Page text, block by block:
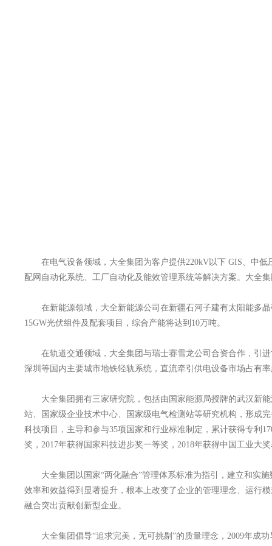
在电气设备领域，大全集团为客户提供220kV以下 GIS、中低
配网自动化系统、工厂自动化及能效管理系统等解决方案。大全
在新能源领域，大全新能源公司在新疆石河子建有太阳能多晶
15GW光伏组件及配套项目，综合产能将达到10万吨。
在轨道交通领域，大全集团与瑞士赛雪龙公司合资合作，引进
深圳等国内主要城市地铁轻轨系统，直流牵引供电设备市场占有
大全集团拥有三家研究院，包括由国家能源局授牌的武汉新能
站、国家级企业技术中心、国家级电气检测站等研究机构，形成
科技项目，主导和参与35项国家和行业标准制定，累计获得专利
奖，2017年获得国家科技进步奖一等奖，2018年获得中国工业大
大全集团以国家“两化融合”管理体系标准为指引，建立和实施
效率和效益得到显著提升，根本上改变了企业的管理理念、运行
融合突出贡献创新型企业。
大全集团倡导“追求完美，无可挑剔”的质量理念，2009年成功